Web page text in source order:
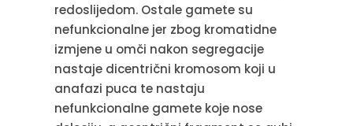
redoslijedom. Ostale gamete su
nefunkcionalne jer zbog kromatidne
izmjene u omči nakon segregacije
nastaje dicentrični kromosom koji u
anafazi puca te nastaju
nefunkcionalne gamete koje nose